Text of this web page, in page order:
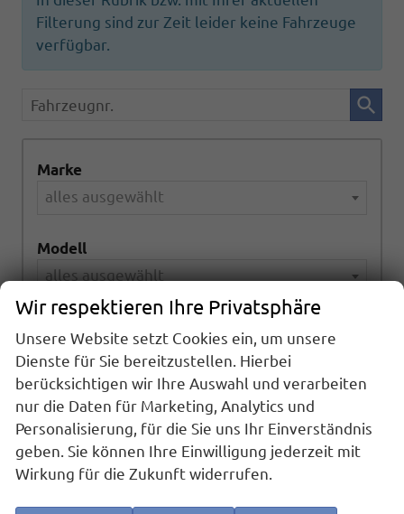
Filterung sind zur Zeit leider keine Fahrzeuge
verfügbar.
Fahrzeugnr.
Marke
alles ausgewählt
Modell
alles ausgewählt
alles ausgewählt
Getriebeart
alles ausgewählt
991 Ergebnisse anzeigen
Wir respektieren Ihre Privatsphäre
Unsere Website setzt Cookies ein, um unsere
Dienste für Sie bereitzustellen. Hierbei
berücksichtigen wir Ihre Auswahl und verarbeiten
nur die Daten für Marketing, Analytics und
Personalisierung, für die Sie uns Ihr Einverständnis
geben. Sie können Ihre Einwilligung jederzeit mit
Wirkung für die Zukunft widerrufen.